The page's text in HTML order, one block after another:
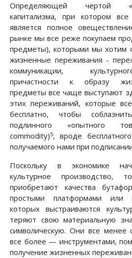
Определяющей чертой
капитализма, при котором
является полное
рынке мы все реже покупаем
предметы), которыми мы хотим
жизненные переживания -
коммуникации,
причастности к образу
предметы все чаще выступают
этих переживаний, которые
бесплатно, чтобы
подлинного «опытного
commodity)5, вроде
получаемого нами при
Поскольку в экономике
культурное производство,
приобретают качества
простыми платформами или
которых выстраиваются
теряют свою материальную
символическую. Они все менее
все более — инструментами,
получение жизненных